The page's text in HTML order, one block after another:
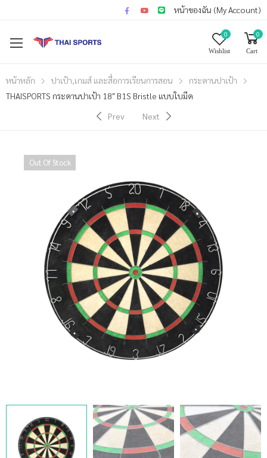
หน้าของฉัน (My Account)
0
Wishlist
0
Cart
หน้าหลัก ปาเป้า,เกมส์ และสื่อการเรียนการสอน
กระดานปาเป้า
THAISPORTS กระดานปาเป้า 18″ B1S Bristle แบบใบมีด
Prev
Next
Out Of Stock